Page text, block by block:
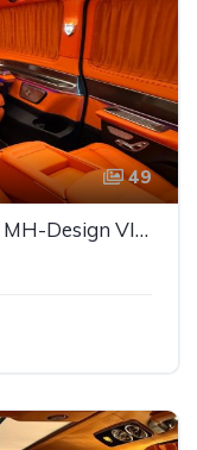
49
Mercedes-Benz V300 Exclusive MH-Design VIP-Umbau 4xLuxussitze